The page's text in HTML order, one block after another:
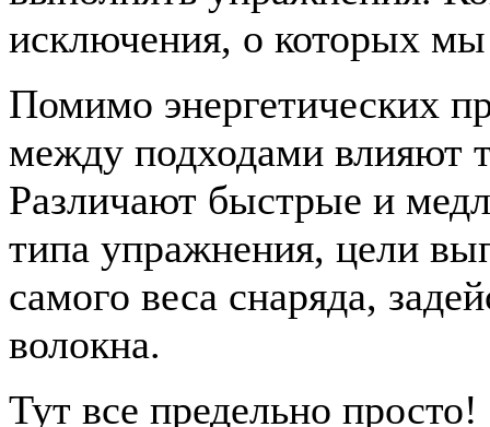
исключения, о которых
Помимо энергетических
между подходами влияют
Различают быстрые и
типа упражнения, цели
самого веса снаряда,
волокна.
Тут все предельно